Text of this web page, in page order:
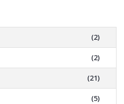
(2)
(2)
(21)
(5)